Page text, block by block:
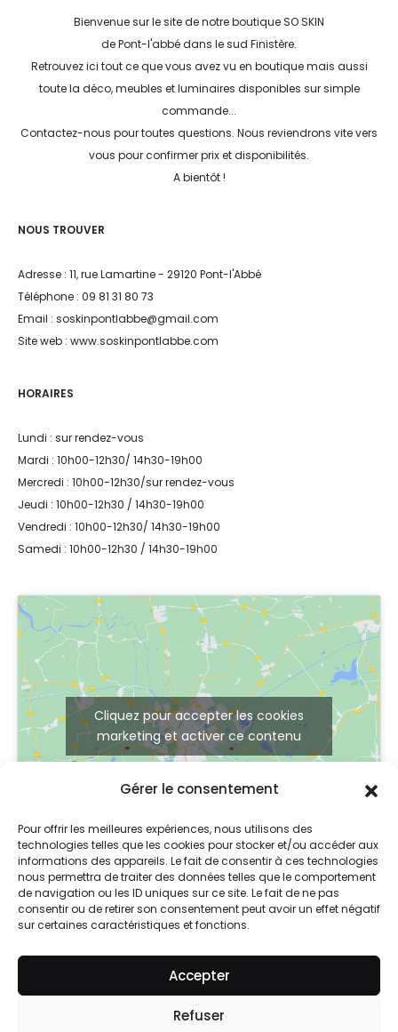
Gérer le consentement
Pour offrir les meilleures expériences, nous utilisons des
technologies telles que les cookies pour stocker et/ou accéder aux
informations des appareils. Le fait de consentir à ces technologies
nous permettra de traiter des données telles que le comportement
de navigation ou les ID uniques sur ce site. Le fait de ne pas
consentir ou de retirer son consentement peut avoir un effet négatif
sur certaines caractéristiques et fonctions.
Accepter
Refuser
Bienvenue sur le site de notre boutique SO SKIN
de Pont-l'abbé dans le sud Finistère.
Retrouvez ici tout ce que vous avez vu en boutique mais aussi
toute la déco, meubles et luminaires disponibles sur simple
commande...
Contactez-nous pour toutes questions. Nous reviendrons vite vers
vous pour confirmer prix et disponibilités.
A bientôt !
NOUS TROUVER
Adresse : 11, rue Lamartine - 29120 Pont-l'Abbé
Téléphone : 09 81 31 80 73
Email : soskinpontlabbe@gmail.com
Site web : www.soskinpontlabbe.com
HORAIRES
Lundi : sur rendez-vous
Mardi : 10h00-12h30/ 14h30-19h00
Mercredi : 10h00-12h30/sur rendez-vous
Jeudi : 10h00-12h30 / 14h30-19h00
Vendredi : 10h00-12h30/ 14h30-19h00
Samedi : 10h00-12h30 / 14h30-19h00
Cliquez pour accepter les cookies
marketing et activer ce contenu
Mentions légales